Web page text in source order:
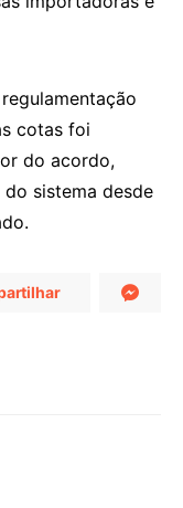
cotas foi
do acordo,
sistema desde